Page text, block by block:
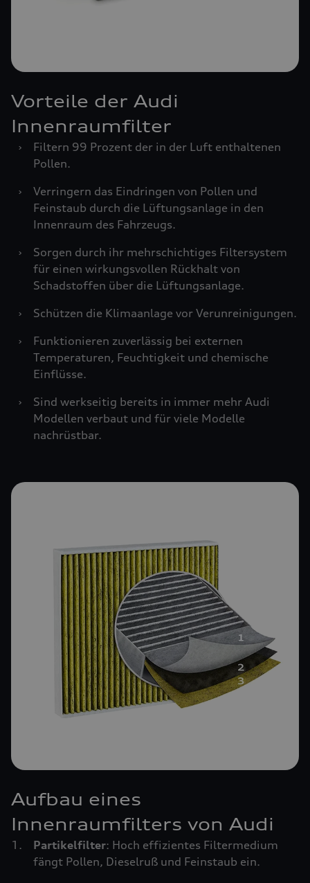
Vorteile der Audi
Innenraumfilter
›
Filtern 99 Prozent der in der Luft enthaltenen
Pollen.
›
Verringern das Eindringen von Pollen und
Feinstaub durch die Lüftungsanlage in den
Innenraum des Fahrzeugs.
›
Sorgen durch ihr mehrschichtiges Filtersystem
für einen wirkungsvollen Rückhalt von
Schadstoffen über die Lüftungsanlage.
›
Schützen die Klimaanlage vor Verunreinigungen.
›
Funktionieren zuverlässig bei externen
Temperaturen, Feuchtigkeit und chemische
Einflüsse.
›
Sind werkseitig bereits in immer mehr Audi
Modellen verbaut und für viele Modelle
nachrüstbar.
Aufbau eines
Innenraumfilters von Audi
Partikelfilter: Hoch effizientes Filtermedium
fängt Pollen, Dieselruß und Feinstaub ein.